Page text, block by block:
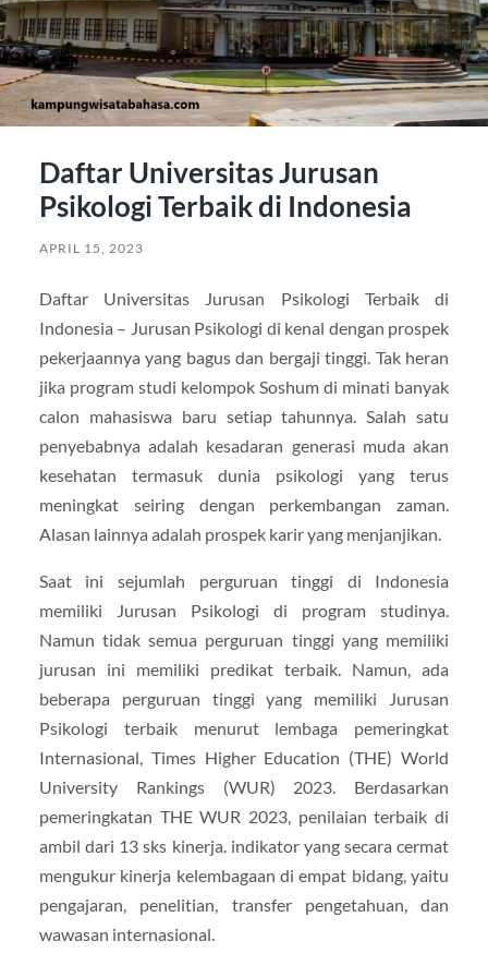
Daftar Universitas Jurusan
Psikologi Terbaik di Indonesia
APRIL 15, 2023
Daftar Universitas Jurusan Psikologi Terbaik di
Indonesia – Jurusan Psikologi di kenal dengan prospek
pekerjaannya yang bagus dan bergaji tinggi. Tak heran
jika program studi kelompok Soshum di minati banyak
calon mahasiswa baru setiap tahunnya. Salah satu
penyebabnya adalah kesadaran generasi muda akan
kesehatan termasuk dunia psikologi yang terus
meningkat seiring dengan perkembangan zaman.
Alasan lainnya adalah prospek karir yang menjanjikan.
Saat ini sejumlah perguruan tinggi di Indonesia
memiliki Jurusan Psikologi di program studinya.
Namun tidak semua perguruan tinggi yang memiliki
jurusan ini memiliki predikat terbaik. Namun, ada
beberapa perguruan tinggi yang memiliki Jurusan
Psikologi terbaik menurut lembaga pemeringkat
Internasional, Times Higher Education (THE) World
University Rankings (WUR) 2023. Berdasarkan
pemeringkatan THE WUR 2023, penilaian terbaik di
ambil dari 13 sks kinerja. indikator yang secara cermat
mengukur kinerja kelembagaan di empat bidang, yaitu
pengajaran, penelitian, transfer pengetahuan, dan
wawasan internasional.